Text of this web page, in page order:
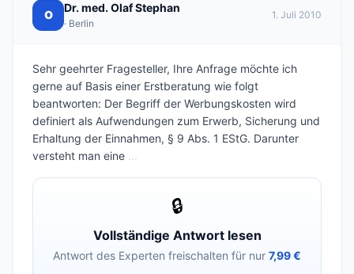
O
Dr. med. Olaf Stephan
· Berlin
1. Juli 2010
Sehr geehrter Fragesteller, Ihre Anfrage möchte ich
gerne auf Basis einer Erstberatung wie folgt
beantworten: Der Begriff der Werbungskosten wird
definiert als Aufwendungen zum Erwerb, Sicherung und
Erhaltung der Einnahmen, § 9 Abs. 1 EStG. Darunter
versteht man eine ...
🔒
Vollständige Antwort lesen
Antwort des Experten freischalten für nur 7,99 €